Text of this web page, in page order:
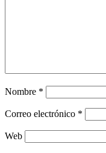
Nombre *
Correo electrónico *
Web